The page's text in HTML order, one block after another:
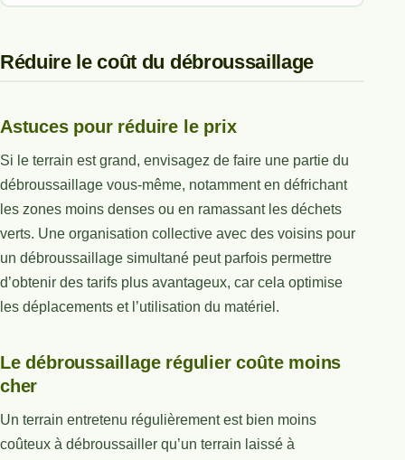
Réduire le coût du débroussaillage
Astuces pour réduire le prix
Si le terrain est grand, envisagez de faire une partie du
débroussaillage vous-même, notamment en défrichant
les zones moins denses ou en ramassant les déchets
verts. Une organisation collective avec des voisins pour
un débroussaillage simultané peut parfois permettre
d’obtenir des tarifs plus avantageux, car cela optimise
les déplacements et l’utilisation du matériel.
Le débroussaillage régulier coûte moins
cher
Un terrain entretenu régulièrement est bien moins
coûteux à débroussailler qu’un terrain laissé à